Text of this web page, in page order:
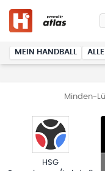
MEIN HANDBALL
Minden-
HSG